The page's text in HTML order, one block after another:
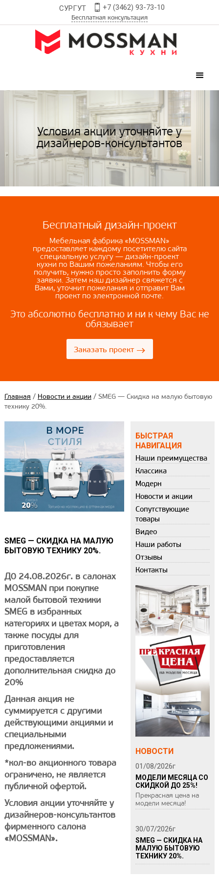
СУРГУТ +7 (3462) 93-73-10
Бесплатная консультация
Условия акции уточняйте у
дизайнеров-консультантов
Бесплатный дизайн-проект
Мебельная фабрика «MOSSMAN»
предоставляет каждому посетителю сайта
специальную услугу — дизайн-проект
кухни по Вашим пожеланиям. Чтобы его
получить, нужно просто заполнить форму
заявки. Затем наш дизайнер свяжется с
Вами, уточнит пожелания и отправит Вам
проект по электронной почте.
Это абсолютно бесплатно и ни к чему Вас не
обязывает
Заказать проект →
Главная / Новости и акции / SMEG — Скидка на малую бытовую
технику 20%.
SMEG — СКИДКА НА МАЛУЮ
БЫТОВУЮ ТЕХНИКУ 20%.
Д0 24.08.2026г. в салонах
MOSSMANпри покупке
малой бытовой техники
SMEG в избранных
категориях и цветах моря, а
также посуды для
приготовления
предоставляется
дополнительная скидка до
20%
Данная акция не
суммируется с другими
действующими акциями и
специальными
предложениями.
*кол-во акционного товара
ограничено, не является
публичной офертой.
Условия акции уточняйте у
дизайнеров-консультантов
фирменного салона
«MOSSMAN».
БЫСТРАЯ
НАВИГАЦИЯ
Наши преимущества
Классика
Модерн
Новости и акции
Сопутствующие
товары
Видео
Наши работы
Отзывы
Контакты
НОВОСТИ
01/08/2026г
МОДЕЛИ МЕСЯЦА СО
СКИДКОЙ ДО 25%!
Прекрасная цена на
модели месяца!
30/07/2026г
SMEG — СКИДКА НА
МАЛУЮ БЫТОВУЮ
ТЕХНИКУ 20%.